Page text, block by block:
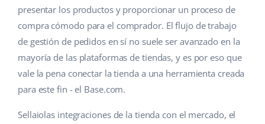
presentar los productos y proporcionar un proceso de
compra cómodo para el comprador. El flujo de trabajo
de gestión de pedidos en sí no suele ser avanzado en la
mayoría de las plataformas de tiendas, y es por eso que
vale la pena conectar la tienda a una herramienta creada
para este fin - el Base.com.
Sellaiolas integraciones de la tienda con el mercado, el